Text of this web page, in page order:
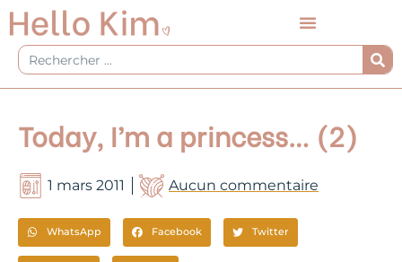
Aller
au
contenu
Rechercher
Today, I’m a princess… (2)
1 mars 2011 Aucun commentaire
WhatsApp Facebook Twitter